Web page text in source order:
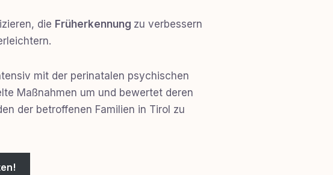
die Früherkennung zu verbessern
mit der perinatalen psychischen
Maßnahmen um und bewertet deren
der betroffenen Familien in Tirol zu